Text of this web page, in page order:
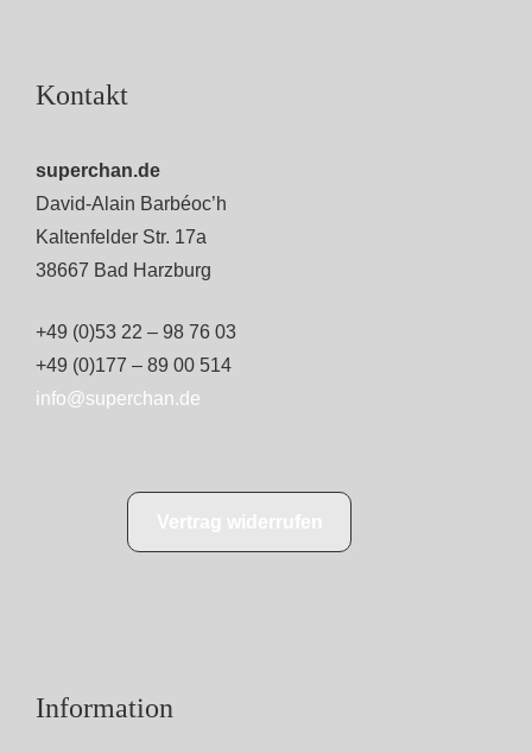
Kontakt
superchan.de
David-Alain Barbéoc’h
Kaltenfelder Str. 17a
38667 Bad Harzburg
+49 (0)53 22 – 98 76 03
+49 (0)177 – 89 00 514
info@superchan.de
Information